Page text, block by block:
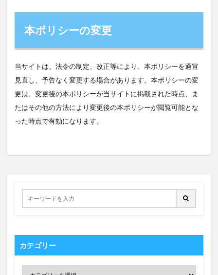
本ポリシーの変更
当サイトは、法令の制定、改正等により、本ポリシーを適宜
見直し、予告なく変更する場合があります。本ポリシーの変
更は、変更後の本ポリシーが当サイトに掲載された時点、ま
たはその他の方法により変更後の本ポリシーが閲覧可能とな
った時点で有効になります。
カテゴリー